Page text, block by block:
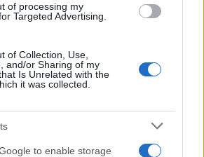
of processing my
Targeted Advertising.
of Collection, Use,
and/or Sharing of my
Is Unrelated with the
it was collected.
to enable storage
εδώ